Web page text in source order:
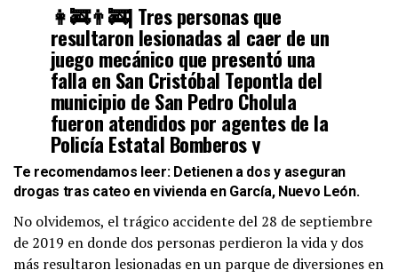
👩‍🚒👨‍🚒| Tres personas que
resultaron lesionadas al caer de un
juego mecánico que presentó una
falla en San Cristóbal Tepontla del
municipio de San Pedro Cholula
fueron atendidos por agentes de la
Policía Estatal Bomberos y
@PC_Estatal.
pic.twitter.com/6YnXixpsiY
— Secretaría de Seguridad Pública (@SSPGobPue)
2, 2021
Te recomendamos leer: Detienen a dos y aseguran
drogas tras cateo en vivienda en García, Nuevo León.
No olvidemos, el trágico accidente del 28 de septiembre
de 2019 en donde dos personas perdieron la vida y dos
más resultaron lesionadas en un parque de diversiones en